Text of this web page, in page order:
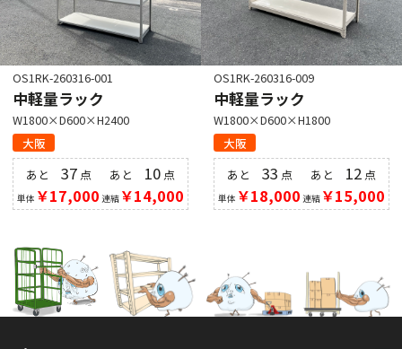
OS1RK-260316-001
中軽量ラック
W1800×D600×H2400
大阪
あと 37点
単体 ￥17,000
あと 10 点
連結￥14,000
OS1RK-260316-009
中軽量ラック
W1800×D600×H1800
大阪
あと 33 点
単体 ￥18,000
あと 12 点
連結￥15,000